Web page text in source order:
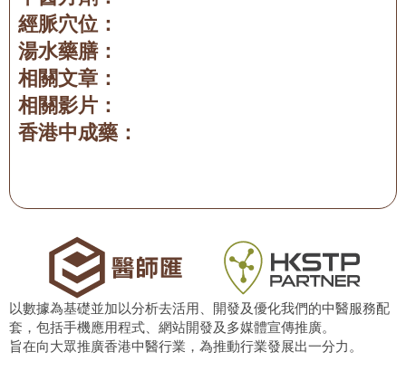
經脈穴位：
湯水藥膳：
相關文章：
相關影片：
香港中成藥：
以數據為基礎並加以分析去活用、開發及優化我們的中醫服務配
套，包括手機應用程式、網站開發及多媒體宣傳推廣。
旨在向大眾推廣香港中醫行業，為推動行業發展出一分力。